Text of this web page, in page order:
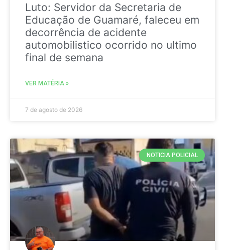
Luto: Servidor da Secretaria de
Educação de Guamaré, faleceu em
decorrência de acidente
automobilistico ocorrido no ultimo
final de semana
VER MATÉRIA »
7 de agosto de 2026
NOTICIA POLICIAL